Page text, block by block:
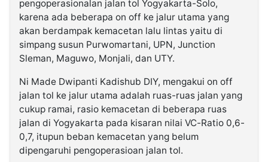
pengoperasionalan jalan tol Yogyakarta-Solo,
karena ada beberapa on off ke jalur utama yang
akan berdampak kemacetan lalu lintas yaitu di
simpang susun Purwomartani, UPN, Junction
Sleman, Maguwo, Monjali, dan UTY.
Ni Made Dwipanti Kadishub DIY, mengakui on off
jalan tol ke jalur utama adalah ruas-ruas jalan yang
cukup ramai, rasio kemacetan di beberapa ruas
jalan di Yogyakarta pada kisaran nilai VC-Ratio 0,6-
0,7, itupun beban kemacetan yang belum
dipengaruhi pengoperasioan jalan tol.